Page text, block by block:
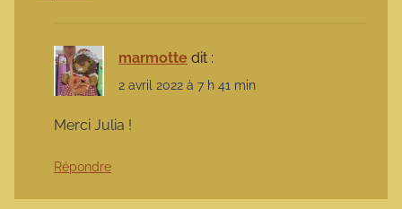
marmotte dit :
2 avril 2022 à 7 h 41 min
Merci Julia !
Répondre